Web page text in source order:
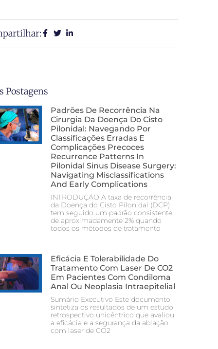
Postagens
Padrões De Recorrência Na
Cirurgia Da Doença Do Cisto
Pilonidal: Navegando Por
Classificações Erradas E
Complicações Precoces
Recurrence Patterns In
Pilonidal Sinus Disease Surgery:
Navigating Misclassifications
And Early Complications
INTRODUÇÃO A taxa de recorrência
da Doença do Cisto Pilonidal (DCP)
tem seguido um padrão consistente,
de aproximadamente 2% quando
todos os métodos de tratamento
Eficácia E Tolerabilidade Do
Tratamento Com Laser De CO2
Em Pacientes Com Condiloma
Anal Ou Neoplasia Intraepitelial
Sumário Executivo Este documento
sintetiza os resultados de um estudo
retrospectivo unicêntrico que avaliou
a eficácia e a segurança da ablação
com laser de CO2